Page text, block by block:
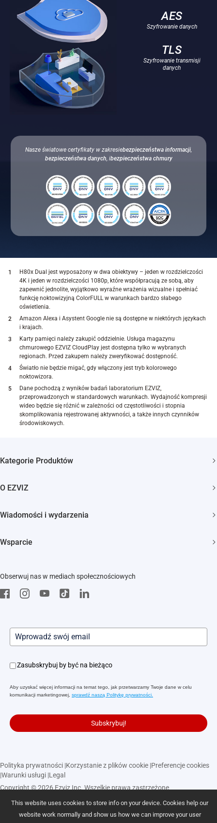
AES
Szyfrowanie danych
TLS
Szyfrowanie transmisji
danych
Nasze światowe certyfikaty w zakresiebezpieczeństwa informacji,
bezpieczeństwa danych, ibezpieczeństwa chmury
H80x Dual jest wyposażony w dwa obiektywy – jeden w rozdzielczości
4K i jeden w rozdzielczości 1080p, które współpracują ze sobą, aby
zapewnić jednolite, wyjątkowo wyraźne wrażenia wizualne i spełniać
funkcję noktowizyjną ColorFULL w warunkach bardzo słabego
oświetlenia.
Amazon Alexa i Asystent Google nie są dostępne w niektórych językach
i krajach.
Karty pamięci należy zakupić oddzielnie. Usługa magazynu
chmurowego EZVIZ CloudPlay jest dostępna tylko w wybranych
regionach. Przed zakupem należy zweryfikować dostępność.
Światło nie będzie migać, gdy włączony jest tryb kolorowego
noktowizora.
Dane pochodzą z wyników badań laboratorium EZVIZ,
przeprowadzonych w standardowych warunkach. Wydajność kompresji
wideo będzie się różnić w zależności od częstotliwości i stopnia
skomplikowania rejestrowanej aktywności, a także innych czynników
środowiskowych.
Kategorie Produktów
O EZVIZ
Trust Center
Wiadomości i wydarzenia
Wsparcie
Pobierz
Obserwuj nas w mediach społecznościowych
Zasubskrybuj by być na bieżąco
Aby uzyskać więcej informacji na temat tego, jak przetwarzamy Twoje dane w celu
komunikacji marketingowej, sprawdź naszą Politykę prywatności.
Subskrybuj!
Polityka prywatności |Korzystanie z plików cookie |Preferencje cookies
|Warunki usługi |Legal
Copyright © 2026 Ezviz Inc. Wszelkie prawa zastrzeżone
Polska
This website uses cookies to store info on your device. Cookies help our
website work normally and show us how we can improve your user